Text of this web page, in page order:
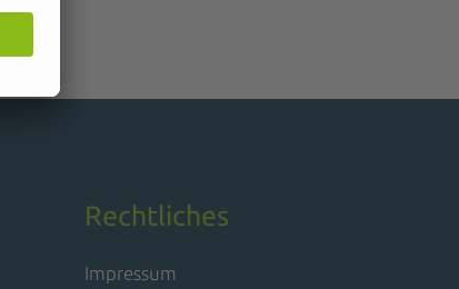
Rechtliches
Impressum